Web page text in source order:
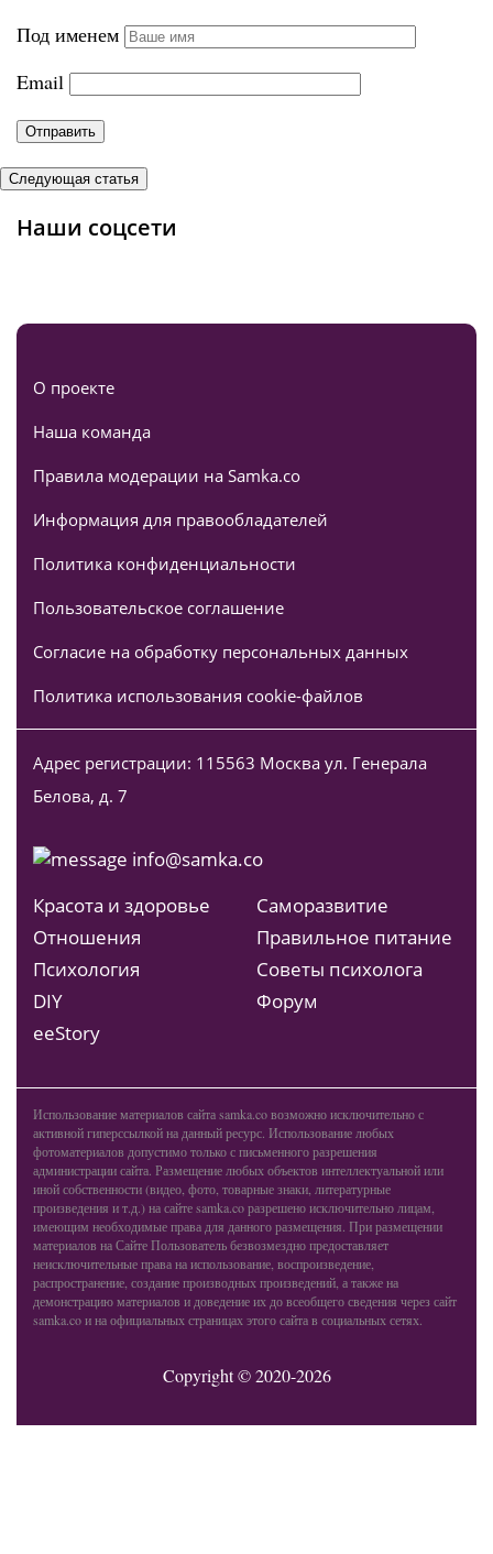
Под именем
Email
Следующая статья
Наши соцсети
О проекте
Наша команда
Правила модерации на Samka.co
Информация для правообладателей
Политика конфиденциальности
Пользовательское соглашение
Согласие на обработку персональных данных
Политика использования cookie-файлов
Адрес регистрации: 115563 Москва ул. Генерала
Белова, д. 7
info@samka.co
Красота и здоровье
Отношения
Психология
DIY
ееStory
Саморазвитие
Правильное питание
Советы психолога
Форум
Использование материалов сайта samka.co возможно исключительно с
активной гиперссылкой на данный ресурс. Использование любых
фотоматериалов допустимо только с письменного разрешения
администрации сайта. Размещение любых объектов интеллектуальной или
иной собственности (видео, фото, товарные знаки, литературные
произведения и т.д.) на сайте samka.co разрешено исключительно лицам,
имеющим необходимые права для данного размещения. При размещении
материалов на Сайте Пользователь безвозмездно предоставляет
неисключительные права на использование, воспроизведение,
распространение, создание производных произведений, а также на
демонстрацию материалов и доведение их до всеобщего сведения через сайт
samka.co и на официальных страницах этого сайта в социальных сетях.
Copyright © 2020-2026